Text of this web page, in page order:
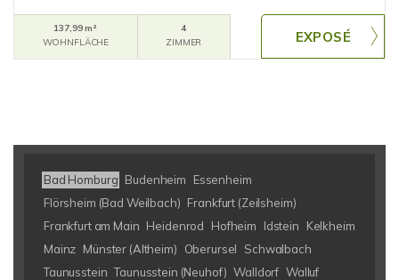
137,99 m²
WOHNFLÄCHE
4
ZIMMER
Bad Homburg Budenheim
Essenheim
Flörsheim (Bad Weilbach) Frankfurt (Zeilsheim)
Frankfurt am Main Heidenrod Hofheim Idstein
Kelkheim
Mainz Münster (Altheim) Oberursel
Schwalbach
Taunusstein Taunusstein (Neuhof) Walldorf Walluf